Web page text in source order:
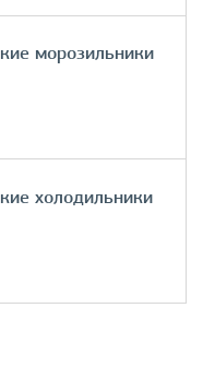
морозильники
холодильники